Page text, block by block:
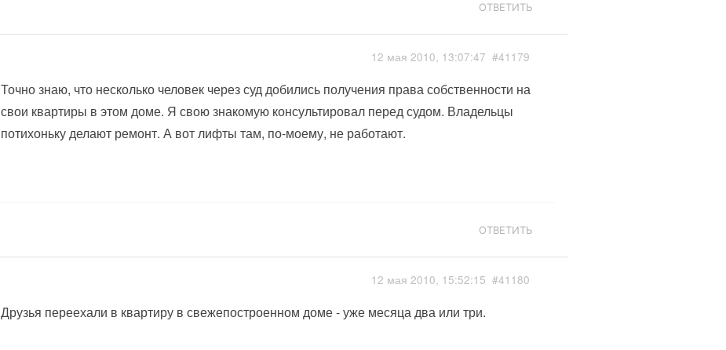
ОТВЕТИТЬ
12 мая 2010, 13:07:47 #41179
Точно знаю, что несколько человек через суд добились получения права собственности на
свои квартиры в этом доме. Я свою знакомую консультировал перед судом. Владельцы
потихоньку делают ремонт. А вот лифты там, по-моему, не работают.
ОТВЕТИТЬ
12 мая 2010, 15:52:15 #41180
Друзья переехали в квартиру в свежепостроенном доме - уже месяца два или три.